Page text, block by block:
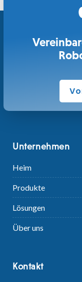
Unternehmen
Heim
Produkte
Lösungen
Über uns
Kontakt